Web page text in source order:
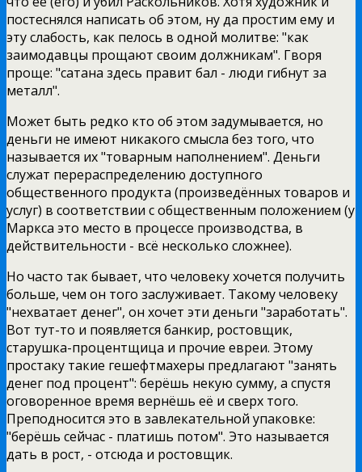
постеснялся написать об этом, ну да простим ему и
эту слабость, как пелось в одной молитве: "как
заимодавцы прощают своим должникам". Гворя
проще: "сатана здесь правит бал - люди гибнут за
металл".
Может быть редко кто об этом задумывается, но
деньги не имеют никакого смысла без того, что
называется их "товарным наполнением". Деньги
служат перераспределению доступного
общественного продукта (произведённых товаров и
услуг) в соответствии с общественным положением (у
Маркса это место в процессе производства, в
действительности - всё несколько сложнее).
Но часто так бывает, что человеку хочется получить
больше, чем он того заслуживает. Такому человеку
"нехватает денег", он хочет эти деньги "заработать".
Вот тут-то и появляется банкир, ростовщик,
старушка-процентщица и прочие евреи. Этому
простаку такие гешефтмахеры предлагают "занять
денег под процент": берёшь некую сумму, а спустя
оговоренное время вернёшь её и сверх того.
Преподносится это в завлекательной упаковке:
"берёшь сейчас - платишь потом". Это называется
дать в рост, - отсюда и ростовщик.